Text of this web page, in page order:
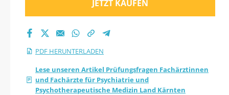
e Medizin Land
Kärnten 2026 PDF
herunterladen
JETZT KAUFEN
PDF HERUNTERLADEN
Lese unseren Artikel Prüfungsfragen Fachärztinnen
und Fachärzte für Psychiatrie und
Psychotherapeutische Medizin Land Kärnten